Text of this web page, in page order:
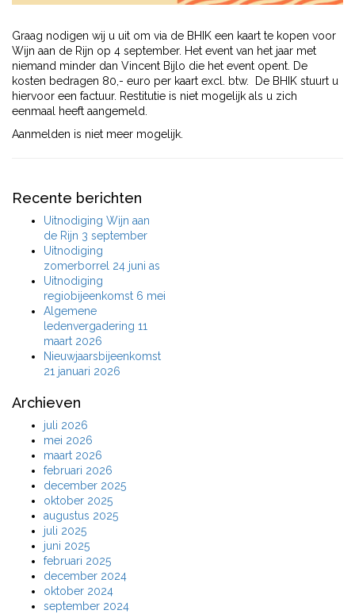
Graag nodigen wij u uit om via de BHIK een kaart te kopen voor
Wijn aan de Rijn op 4 september. Het event van het jaar met
niemand minder dan Vincent Bijlo die het event opent. De
kosten bedragen 80,- euro per kaart excl. btw. De BHIK stuurt u
hiervoor een factuur. Restitutie is niet mogelijk als u zich
eenmaal heeft aangemeld.
Aanmelden is niet meer mogelijk.
Recente berichten
Uitnodiging Wijn aan
de Rijn 3 september
Uitnodiging
zomerborrel 24 juni as
Uitnodiging
regiobijeenkomst 6 mei
Algemene
ledenvergadering 11
maart 2026
Nieuwjaarsbijeenkomst
21 januari 2026
Archieven
juli 2026
mei 2026
maart 2026
februari 2026
december 2025
oktober 2025
augustus 2025
juli 2025
juni 2025
februari 2025
december 2024
oktober 2024
september 2024